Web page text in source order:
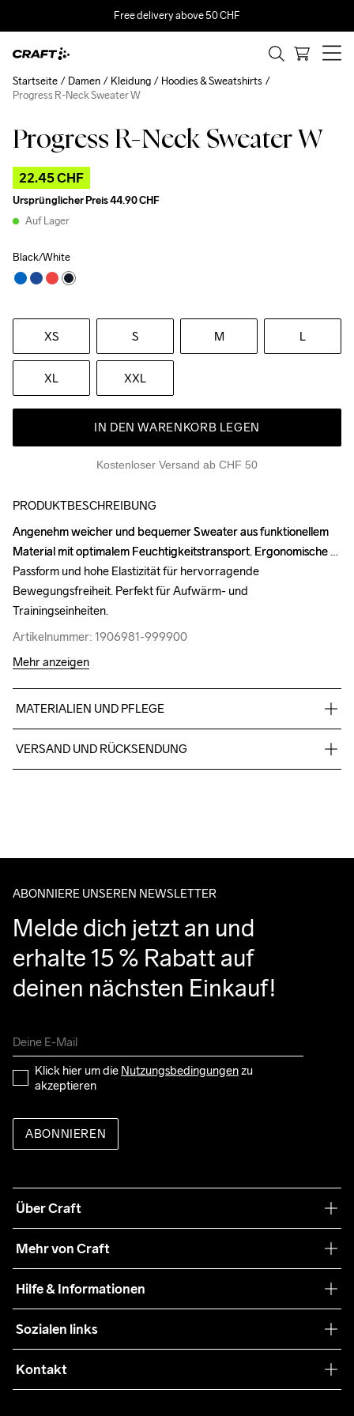
Free delivery above 50 CHF
Progress R-Neck Sweater W
22.45 CHF
Ursprünglicher Preis44.90 CHF
Auf Lager
Black/White
XS S M L
XL XXL
IN DEN WARENKORB LEGEN
Kostenloser Versand ab CHF 50
Startseite Damen Kleidung
Hoodies & Sweatshirts
Progress R-Neck Sweater W
Outlet
PRODUKTBESCHREIBUNG
Angenehm weicher und bequemer Sweater aus funktionellem
Material mit optimalem Feuchtigkeitstransport. Ergonomische
Passform und hohe Elastizität für hervorragende
Bewegungsfreiheit. Perfekt für Aufwärm- und
Trainingseinheiten.
Artikelnummer: 1906981-999900
Angenehm weicher und bequemer Sweater aus funktionellem
Material mit optimalem Feuchtigkeitstransport. Ergonomische
Passform und hohe Elastizität für hervorragende
Bewegungsfreiheit. Perfekt für Aufwärm- und
Trainingseinheiten.
Artikelnummer: 1906981-999900
Mehr anzeigen
MATERIALIEN UND PFLEGE
Material 1: 100% Polyester Material 2: 96% Polyester 4%
Elastan
VERSAND UND RÜCKSENDUNG
ABONNIERE UNSEREN NEWSLETTER
Melde dich jetzt an und
erhalte 15 % Rabatt auf
deinen nächsten Einkauf!
Klick hier um die Nutzungsbedingungen zu
akzeptieren
ABONNIEREN
Über Craft
Nachhaltigkeit
Mehr von Craft
Teamwear
Zusammenarbeit
Press
Hilfe & Informationen
Retouren
Kundendienst
Sozialen links
Kontakt